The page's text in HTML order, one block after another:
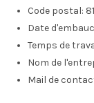
Code postal:
Date
Temps de
Nom de
Mail de